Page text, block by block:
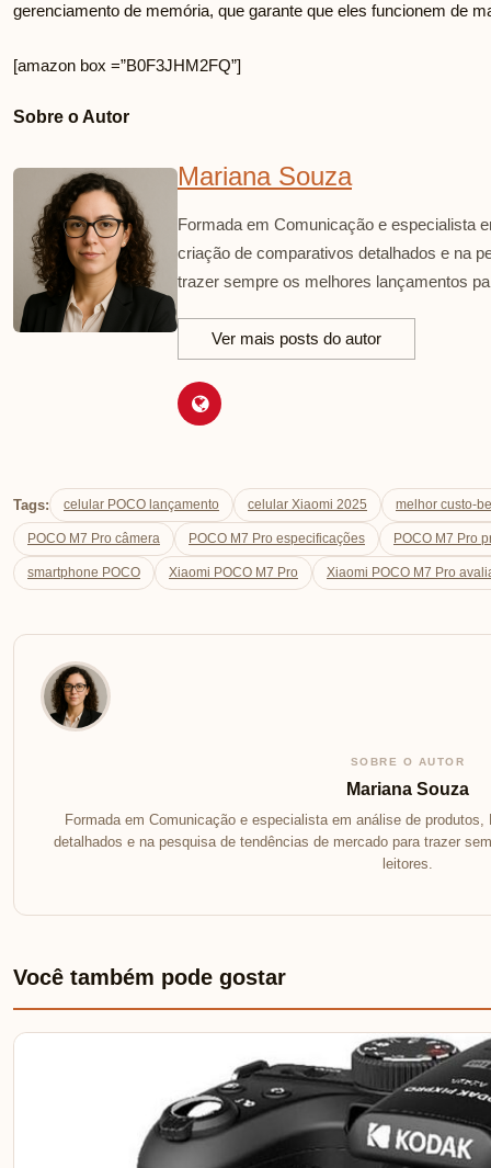
gerenciamento de memória, que garante que eles funcionem de
[amazon box =”B0F3JHM2FQ”]
Sobre o Autor
Mariana Souza
Formada em Comunicação e especialista
criação de comparativos detalhados e na
trazer sempre os melhores lançamentos
Ver mais posts do autor
Tags: celular POCO lançamento celular Xiaomi 2025 melhor custo-
POCO M7 Pro câmera POCO M7 Pro especificações POCO M7 Pro
smartphone POCO Xiaomi POCO M7 Pro Xiaomi POCO M7 Pro
SOBRE O AUTOR
Mariana Souza
Formada em Comunicação e especialista em análise de
detalhados e na pesquisa de tendências de mercado para trazer
leitores.
Você também pode gostar